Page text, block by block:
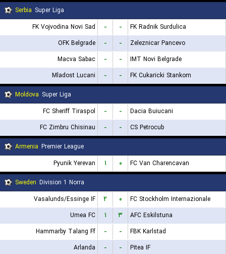
Serbia Super Liga
FK Vojvodina Novi Sad
- -
FK Radnik Surdulica
OFK Belgrade
- -
Zeleznicar Pancevo
Macva Sabac
- -
IMT Novi Belgrade
Mladost Lucani
- -
FK Cukaricki Stankom
Moldova Super Liga
FC Sheriff Tiraspol
- -
Dacia Buiucani
FC Zimbru Chisinau
- -
CS Petrocub
Armenia Premier League
Pyunik Yerevan
۱ ۰
FC Van Charencavan
Sweden Division 1 Norra
Vasalunds/Essinge IF
۲ ۰
FC Stockholm Internazionale
Umea FC
۱ ۳
AFC Eskilstuna
Hammarby Talang Ff
- -
FBK Karlstad
Arlanda
- -
Pitea IF